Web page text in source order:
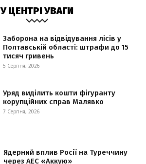
У ЦЕНТРІ УВАГИ
Заборона на відвідування лісів у
Полтавській області: штрафи до 15
тисяч гривень
5 Серпня, 2026
Уряд виділить кошти фігуранту
корупційних справ Малявко
7 Серпня, 2026
Ядерний вплив Росії на Туреччину
через АЕС «Аккую»